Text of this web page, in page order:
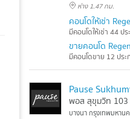
ห่าง 1.47 กม.
คอนโดให้เช่า
มีคอนโดให้เช่า 44 ป
ขายคอนโด
มีคอนโดขาย 12 ประ
Pause
พอส สุขุมวิท 103
บางนา กรุงเทพมหาน